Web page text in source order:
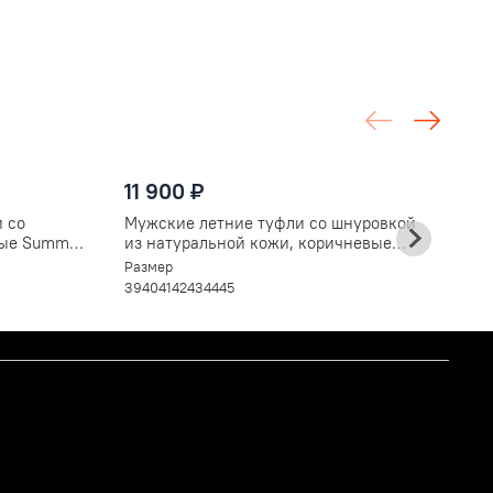
со
Summer
11 900 ₽
Мужские летние туфли со шнуровкой
из натуральной кожи, коричневые
V5268
Размер
39404142434445